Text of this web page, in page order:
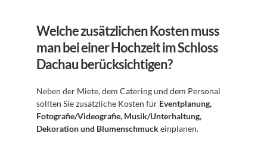
Welche zusätzlichen Kosten muss
man bei einer Hochzeit im Schloss
Dachau berücksichtigen?
Neben der Miete, dem Catering und dem Personal
sollten Sie zusätzliche Kosten für Eventplanung,
Fotografie/Videografie, Musik/Unterhaltung,
Dekoration und Blumenschmuck einplanen.